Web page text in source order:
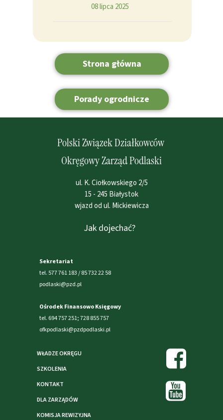
Porady ogrodnicze
08 lipca 2025
Strona główna
Jak dojechać?
Polski Związek Działkowców
Okręgowy Zarząd Podlaski
ul. K. Ciołkowskiego 2/5
15 - 245 Białystok
wjazd od ul. Mickiewicza
Sekretariat
tel. 577 761 183 / 85 732 22 58
podlaski@pzd.pl
Ośrodek Finansowo Księgowy
tel. 694 757 251; 728 855 757
ofkpodlaski@pzdpodlaski.pl
WŁADZE OKRĘGU
SZKOLENIA
KONTAKT
DLA ZARZĄDÓW
KOMISJA REWIZYJNA